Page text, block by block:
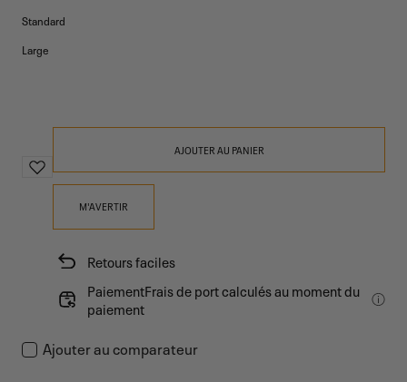
Standard
Large
AJOUTER AU PANIER
M'AVERTIR
Retours faciles
PaiementFrais de port calculés au moment du
paiement
Ajouter au comparateur